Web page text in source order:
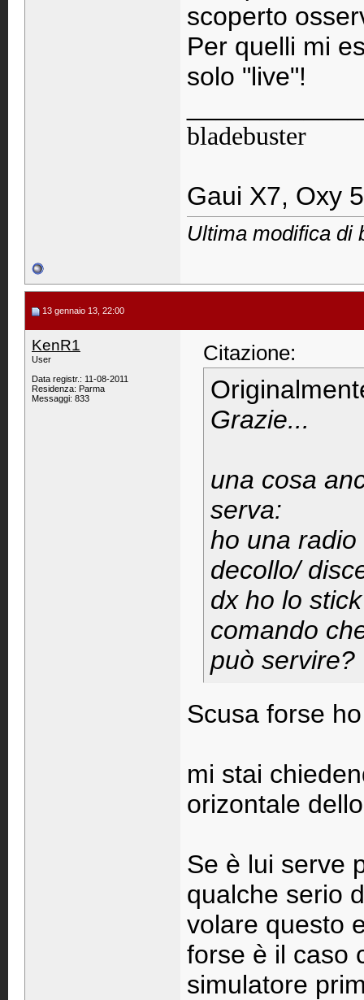
scoperto
Per quelli mi
solo "live"!
bladebuster
Gaui X7, Oxy
Ultima modifica di
13 gennaio 13, 22:00
KenR1
User
Data registr.: 11-08-2011
Residenza: Parma
Messaggi: 833
Citazione:
Grazie...
una cosa
serva:
ho una
decollo/
dx ho lo
comando
può servire?
Scusa forse
mi stai
orizontale
Se è lui serve
qualche serio
volare questo
forse è il caso
simulatore